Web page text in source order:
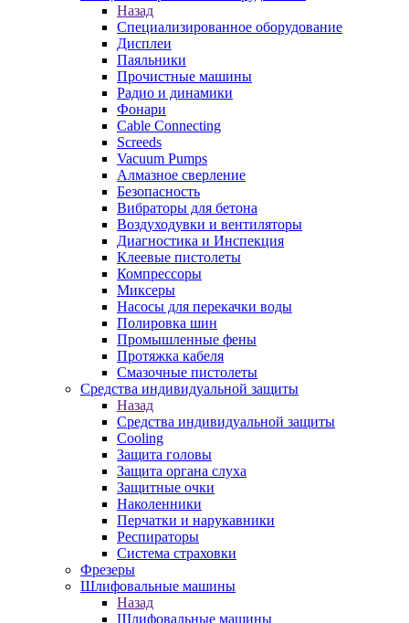
Назад
Специализированное оборудование
Дисплеи
Паяльники
Прочистные машины
Радио и динамики
Фонари
Cable Connecting
Screeds
Vacuum Pumps
Алмазное сверление
Безопасность
Вибраторы для бетона
Воздуходувки и вентиляторы
Диагностика и Инспекция
Клеевые пистолеты
Компрессоры
Миксеры
Насосы для перекачки воды
Полировка шин
Промышленные фены
Протяжка кабеля
Смазочные пистолеты
Средства индивидуальной защиты
Назад
Средства индивидуальной защиты
Cooling
Защита головы
Защита органа слуха
Защитные очки
Наколенники
Перчатки и нарукавники
Респираторы
Система страховки
Фрезеры
Шлифовальные машины
Назад
Шлифовальные машины